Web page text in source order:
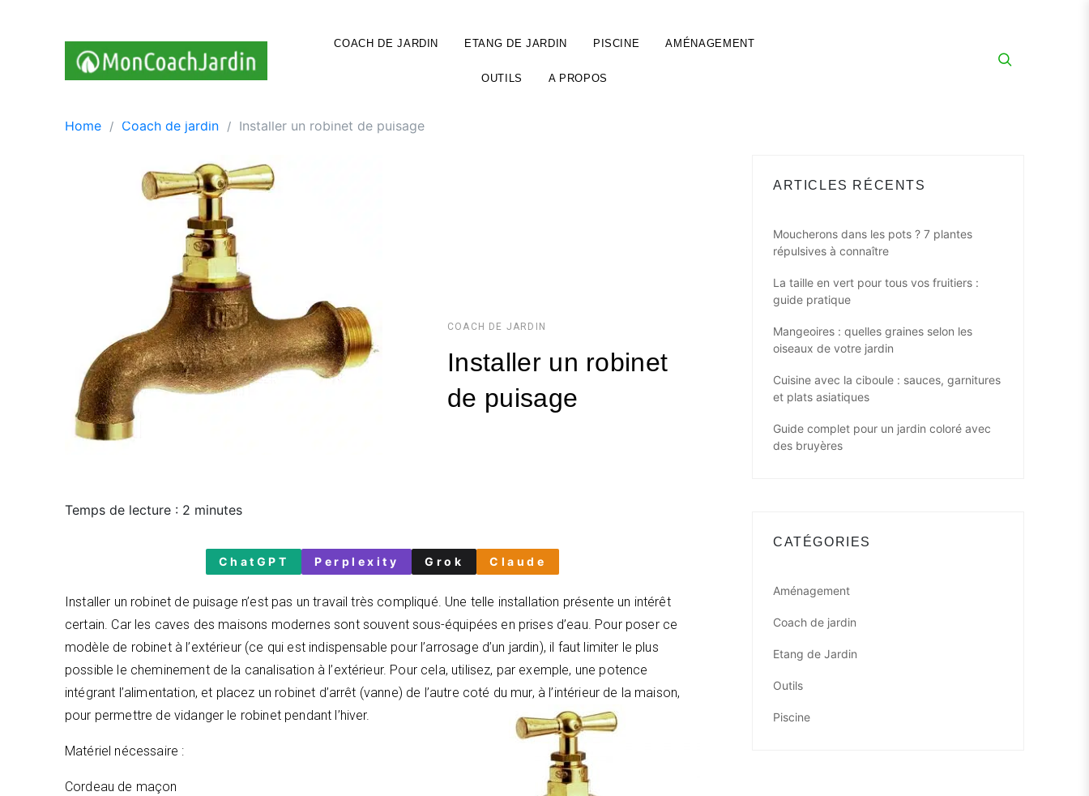
COACH DE JARDIN ETANG DE JARDIN PISCINE AMÉNAGEMENT
OUTILS A PROPOS
Home Coach de jardin Installer un robinet de puisage
COACH DE JARDIN
Installer un robinet
de puisage
Temps de lecture : 2 minutes
ChatGPT Perplexity Grok Claude
Installer un robinet de puisage n’est pas un travail très compliqué. Une telle installation présente un intérêt
certain. Car les caves des maisons modernes sont souvent sous-équipées en prises d’eau. Pour poser ce
modèle de robinet à l’extérieur (ce qui est indispensable pour l’arrosage d’un jardin), il faut limiter le plus
possible le cheminement de la canalisation à l’extérieur. Pour cela, utilisez, par exemple, une potence
intégrant l’alimentation, et placez un robinet d’arrêt (vanne) de l’autre coté du mur, à l’intérieur de la maison,
pour permettre de vidanger le robinet pendant l’hiver.
Matériel nécessaire :
Cordeau de maçon
ARTICLES RÉCENTS
Moucherons dans les pots ? 7 plantes
répulsives à connaître
La taille en vert pour tous vos fruitiers :
guide pratique
Mangeoires : quelles graines selon les
oiseaux de votre jardin
Cuisine avec la ciboule : sauces, garnitures
et plats asiatiques
Guide complet pour un jardin coloré avec
des bruyères
CATÉGORIES
Aménagement
Coach de jardin
Etang de Jardin
Outils
Piscine